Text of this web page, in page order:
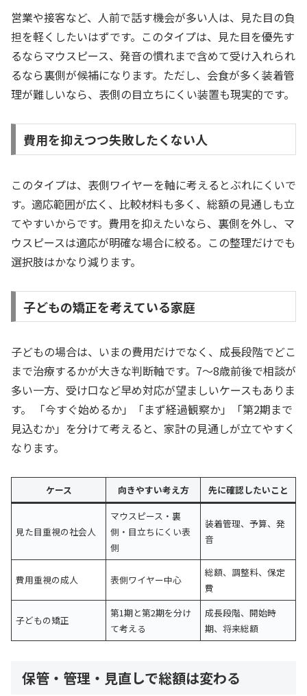
営業や接客など、人前で話す機会が多い人は、見た目の負
担を軽くしたいはずです。このタイプは、見た目を優先す
るならマウスピース、発音の慣れまで含めて受け入れられ
るなら裏側が候補になります。ただし、会食が多く装着管
理が難しいなら、表側の目立ちにくい装置も現実的です。
費用を抑えつつ失敗したくない人
このタイプは、表側ワイヤーを軸に考えるとぶれにくいで
す。適応範囲が広く、比較材料も多く、総額の見通しも立
てやすいからです。費用を抑えたいなら、裏側を外し、マ
ウスピースは適応が明確な場合に絞る。この整理だけでも
選択肢はかなり減ります。
子どもの矯正を考えている家庭
子どもの場合は、いまの費用だけでなく、成長段階でどこ
まで治療するかが大きな判断軸です。7〜8歳前後で相談が
多い一方、受け口など早め対応が望ましいケースもありま
す。 「今すぐ始めるか」「まず経過観察か」「第2期まで
見込むか」を分けて考えると、家計の見通しが立てやすく
なります。
ケース 向きやすい考え方 先に確認したいこと
見た目重視の社会人
マウスピース・裏
側・目立ちにくい表
側
装着管理、予算、発
音
費用重視の成人 表側ワイヤー中心
総額、調整料、保定
費
子どもの矯正
第1期と第2期を分け
て考える
成長段階、開始時
期、将来総額
保管・管理・見直しで総額は変わる